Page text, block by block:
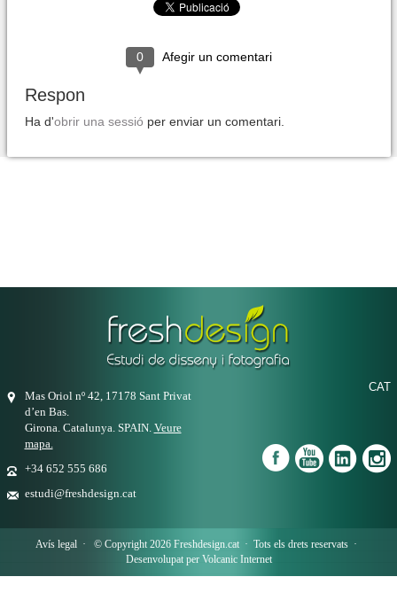
0 Afegir un comentari
Respon
Ha d'obrir una sessió per enviar un comentari.
Mas Oriol nº 42, 17178 Sant Privat
d’en Bas.
Girona. Catalunya. SPAIN. Veure
mapa.
+34 652 555 686
estudi@freshdesign.cat
CAT
Avís legal· © Copyright 2026 Freshdesign.cat · Tots els drets reservats ·
Desenvolupat per Volcanic Internet